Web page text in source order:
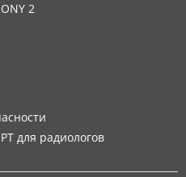
2
для радиологов